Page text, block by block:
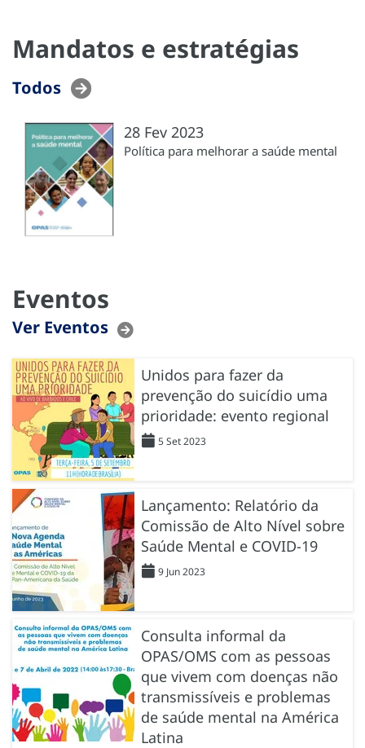
Mandatos e estratégias
Todos
28 Fev 2023
Política para melhorar a saúde mental
Eventos
Ver Eventos
Unidos para fazer da
prevenção do suicídio uma
prioridade: evento regional
5 Set 2023
Lançamento: Relatório da
Comissão de Alto Nível sobre
Saúde Mental e COVID-19
9 Jun 2023
Consulta informal da
OPAS/OMS com as pessoas
que vivem com doenças não
transmissíveis e problemas
de saúde mental na América
Latina